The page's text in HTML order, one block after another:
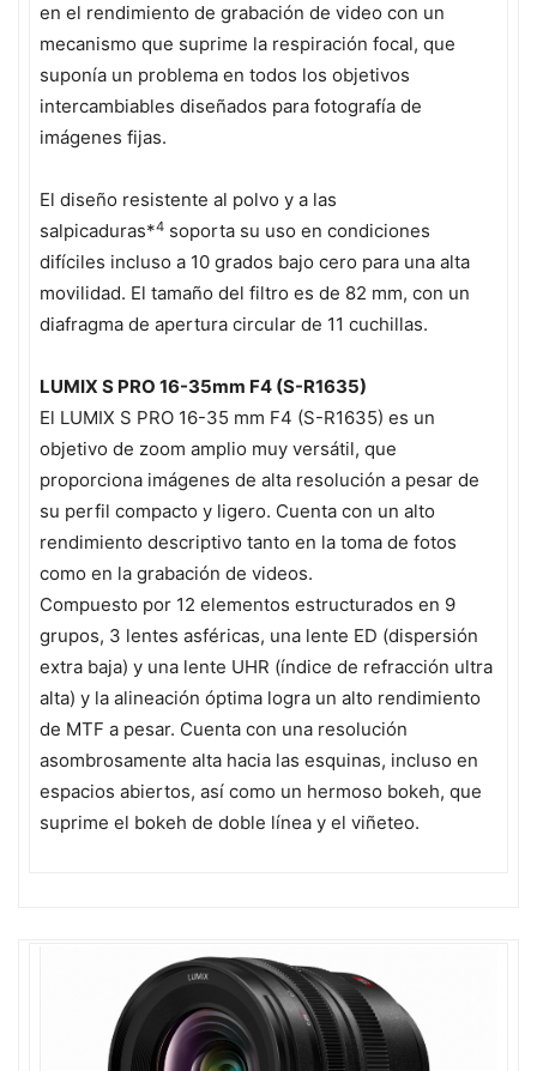
en el rendimiento de grabación de video con un
mecanismo que suprime la respiración focal, que
suponía un problema en todos los objetivos
intercambiables diseñados para fotografía de
imágenes fijas.
El diseño resistente al polvo y a las
salpicaduras*4 soporta su uso en condiciones
difíciles incluso a 10 grados bajo cero para una alta
movilidad. El tamaño del filtro es de 82 mm, con un
diafragma de apertura circular de 11 cuchillas.
LUMIX S PRO 16-35mm F4 (S-R1635)
El LUMIX S PRO 16-35 mm F4 (S-R1635) es un
objetivo de zoom amplio muy versátil, que
proporciona imágenes de alta resolución a pesar de
su perfil compacto y ligero. Cuenta con un alto
rendimiento descriptivo tanto en la toma de fotos
como en la grabación de videos.
Compuesto por 12 elementos estructurados en 9
grupos, 3 lentes asféricas, una lente ED (dispersión
extra baja) y una lente UHR (índice de refracción ultra
alta) y la alineación óptima logra un alto rendimiento
de MTF a pesar. Cuenta con una resolución
asombrosamente alta hacia las esquinas, incluso en
espacios abiertos, así como un hermoso bokeh, que
suprime el bokeh de doble línea y el viñeteo.